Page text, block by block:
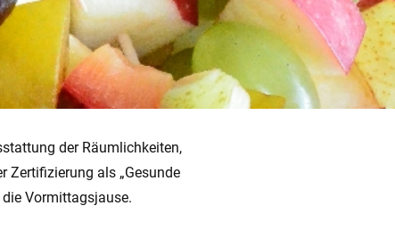
der Räumlichkeiten,
Zertifizierung als „Gesunde
Vormittagsjause.